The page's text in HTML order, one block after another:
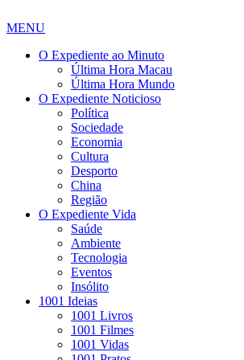
MENU
O Expediente ao Minuto
Última Hora Macau
Última Hora Mundo
O Expediente Noticioso
Política
Sociedade
Economia
Cultura
Desporto
China
Região
O Expediente Vida
Saúde
Ambiente
Tecnologia
Eventos
Insólito
1001 Ideias
1001 Livros
1001 Filmes
1001 Vidas